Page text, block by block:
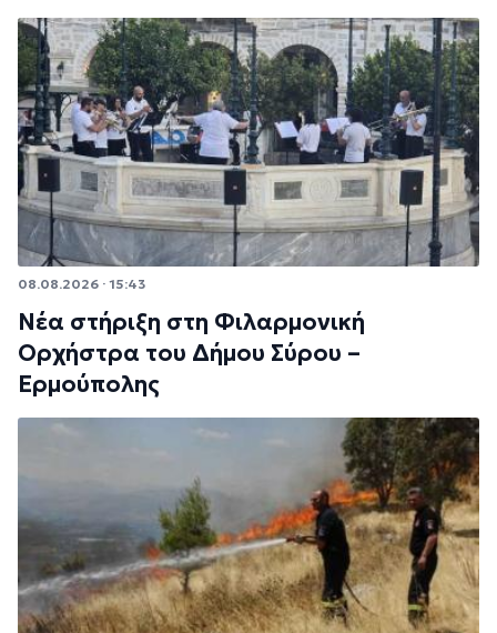
08.08.2026 · 15:43
Νέα στήριξη στη Φιλαρμονική
Ορχήστρα του Δήμου Σύρου –
Ερμούπολης